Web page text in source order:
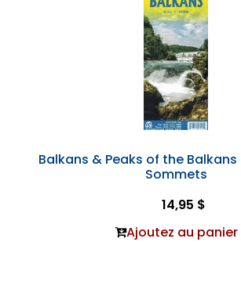
Balkans & Peaks of the
Sommets
14,95 $
Ajoutez au panier